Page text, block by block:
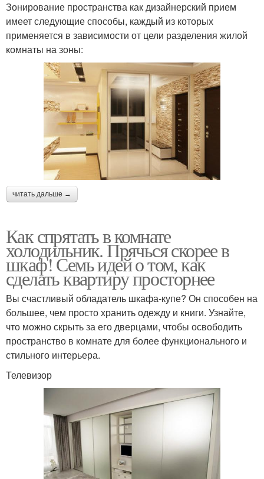
Зонирование пространства как дизайнерский прием
имеет следующие способы, каждый из которых
применяется в зависимости от цели разделения жилой
комнаты на зоны:
читать дальше →
Как спрятать в комнате
холодильник. Прячься скорее в
шкаф! Семь идей о том, как
сделать квартиру просторнее
Вы счастливый обладатель шкафа-купе? Он способен на
большее, чем просто хранить одежду и книги. Узнайте,
что можно скрыть за его дверцами, чтобы освободить
пространство в комнате для более функционального и
стильного интерьера.
Телевизор